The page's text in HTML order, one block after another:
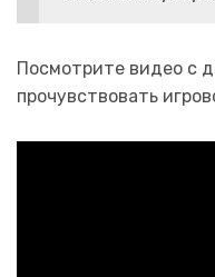
Посмотрите видео с
прочувствовать